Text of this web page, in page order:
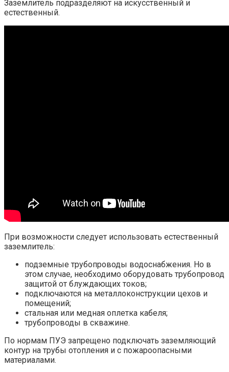
Заземлитель подразделяют на искусственный и
естественный.
При возможности следует использовать естественный
заземлитель:
подземные трубопроводы водоснабжения. Но в
этом случае, необходимо оборудовать трубопровод
защитой от блуждающих токов;
подключаются на металлоконструкции цехов и
помещений;
стальная или медная оплетка кабеля;
трубопроводы в скважине.
По нормам ПУЭ запрещено подключать заземляющий
контур на трубы отопления и с пожароопасными
материалами.